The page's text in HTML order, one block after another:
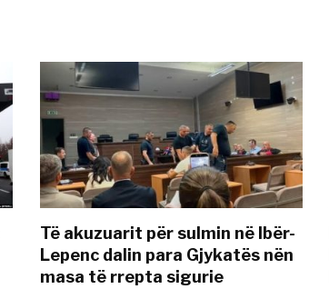
Të akuzuarit për sulmin në Ibër-
Lepenc dalin para Gjykatës nën
masa të rrepta sigurie